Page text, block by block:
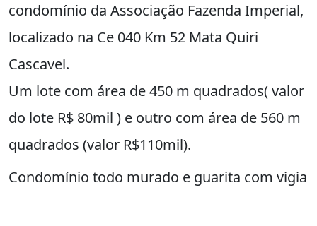
condomínio da Associação Fazenda Imperial,
localizado na Ce 040 Km 52 Mata Quiri
Cascavel.
Um lote com área de 450 m quadrados( valor
do lote R$ 80mil ) e outro com área de 560 m
quadrados (valor R$110mil).
Condomínio todo murado e guarita com vigia